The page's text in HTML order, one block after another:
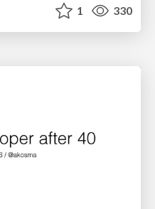
1 330